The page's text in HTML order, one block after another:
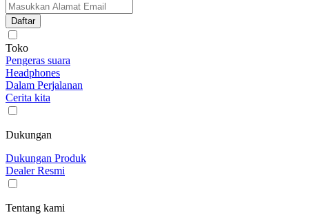
Daftar
Toko
Pengeras suara
Headphones
Dalam Perjalanan
Cerita kita
Dukungan
Dukungan Produk
Dealer Resmi
Tentang kami